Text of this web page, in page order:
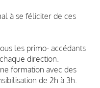
à se féliciter de ces
les primo- accédants
direction.
formation avec des
de 2h à 3h.